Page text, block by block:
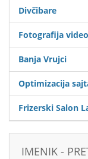
Divčibare
Fotografija
Banja Vrujci
Optimizacija
Frizerski Salon
IMENIK -